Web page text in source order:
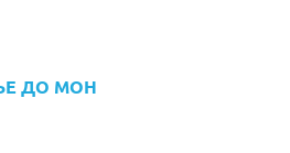
ДО МОН